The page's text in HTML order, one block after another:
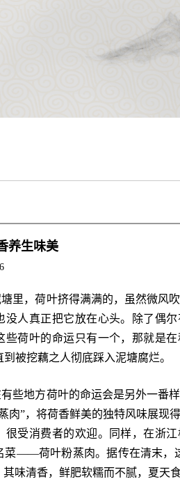
养生味美
里，荷叶挤得满满的，虽然微风
没人真正把它放在心头。除了偶
些荷叶的命运只有一个，那就是
被挖藕之人彻底踩入泥塘腐烂。
有些地方荷叶的命运会是另外一番
肉”，将荷香鲜美的独特风味展现
很受消费者的欢迎。同样，在浙
菜——荷叶粉蒸肉。据传在清末，
味清香，鲜肥软糯而不腻，夏天